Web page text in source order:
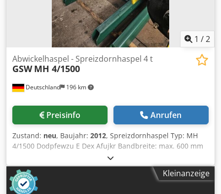
(Stand Januar 2026) Einschaltstunden Strahl: 28.459 h
Einschaltstunden Laser: 51.970 h AUSSTATTUNG TruTops
Lizenz (zusätzliche Gebühren für die Übertragung der
Lizenz zu Trumpf könnten anfallen)
1 /2
Deutschland 196 km
Abwickelhaspel - Spreizdornhaspel 4 t
GSW MH 4/1500
Preisinfo Anrufen
Zustand: neu, Baujahr: 2012, Spreizdornhaspel Typ: MH
4/1500 Dodpfewzu E Dex Afujkr Bandbreite: max. 600 mm
Banddicke: max. 3 mm Coilgewicht: max. 4 t Coil-Ø, außen:
max. 1.500 mm Dorn-Ø: 508 mm Baujahr: 2012 (nie
genutzt)
Kleinanzeige